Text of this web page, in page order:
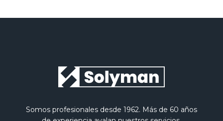
Somos profesionales desde 1962. Más de 60 años